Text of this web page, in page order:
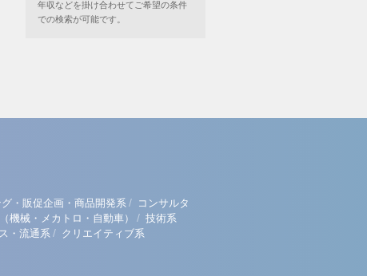
年収などを掛け合わせてご希望の条件
での検索が可能です。
・販促企画・商品開発系 / コンサルタ
機械・メカトロ・自動車） / 技術系
・流通系 / クリエイティブ系